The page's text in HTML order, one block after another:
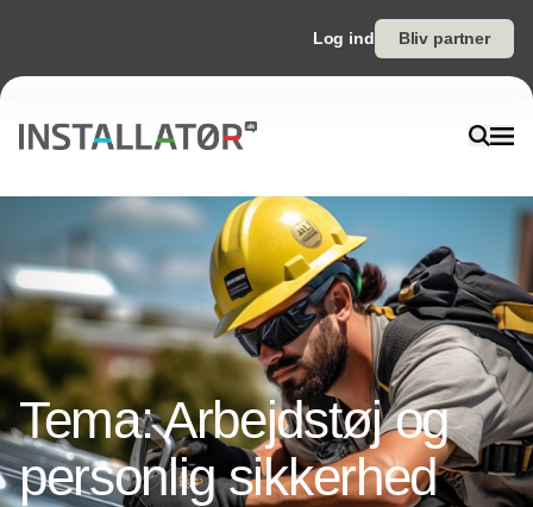
Log ind Bliv partner
Tema: Arbejdstøj og
personlig sikkerhed